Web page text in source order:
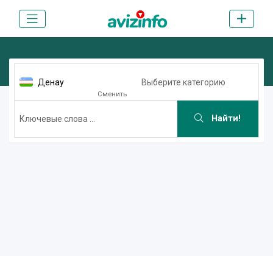
Денау
Сменить
Выберите категорию
Найти!